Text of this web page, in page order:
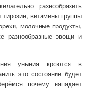
разнообразить
витамины группы
молочные продукты,
разнообразные овощи и
уныния кроются в
это состояние будет
почему нападает